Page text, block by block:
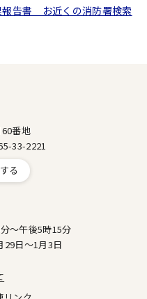
報告書 お近くの消防署検索
番地
33-2221
る
～午後5時15分
29日～1月3日